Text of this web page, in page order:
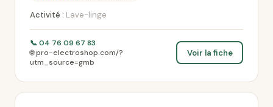
Activité : Lave-linge
📞 04 76 09 67 83
🌐 pro-electroshop.com/?
utm_source=gmb
Voir la fiche